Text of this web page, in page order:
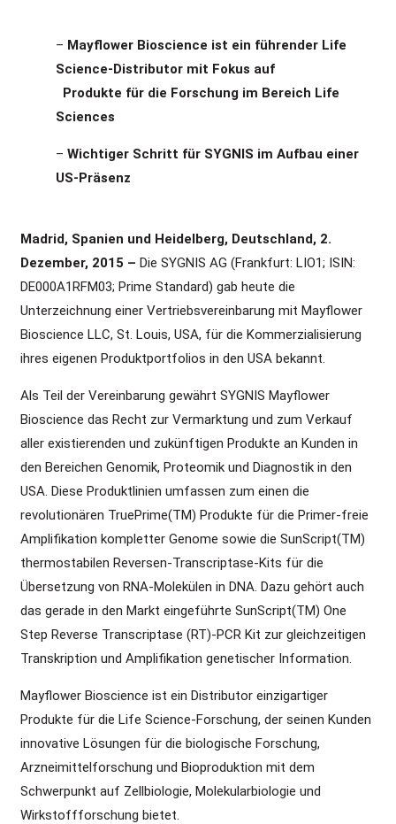
– Mayflower Bioscience ist ein führender Life
Science-Distributor mit Fokus auf
Produkte für die Forschung im Bereich Life
Sciences
– Wichtiger Schritt für SYGNIS im Aufbau einer
US-Präsenz
Madrid, Spanien und Heidelberg, Deutschland, 2.
Dezember, 2015 – Die SYGNIS AG (Frankfurt: LIO1; ISIN:
DE000A1RFM03; Prime Standard) gab heute die
Unterzeichnung einer Vertriebsvereinbarung mit Mayflower
Bioscience LLC, St. Louis, USA, für die Kommerzialisierung
ihres eigenen Produktportfolios in den USA bekannt.
Als Teil der Vereinbarung gewährt SYGNIS Mayflower
Bioscience das Recht zur Vermarktung und zum Verkauf
aller existierenden und zukünftigen Produkte an Kunden in
den Bereichen Genomik, Proteomik und Diagnostik in den
USA. Diese Produktlinien umfassen zum einen die
revolutionären TruePrime(TM) Produkte für die Primer-freie
Amplifikation kompletter Genome sowie die SunScript(TM)
thermostabilen Reversen-Transcriptase-Kits für die
Übersetzung von RNA-Molekülen in DNA. Dazu gehört auch
das gerade in den Markt eingeführte SunScript(TM) One
Step Reverse Transcriptase (RT)-PCR Kit zur gleichzeitigen
Transkription und Amplifikation genetischer Information.
Mayflower Bioscience ist ein Distributor einzigartiger
Produkte für die Life Science-Forschung, der seinen Kunden
innovative Lösungen für die biologische Forschung,
Arzneimittelforschung und Bioproduktion mit dem
Schwerpunkt auf Zellbiologie, Molekularbiologie und
Wirkstoffforschung bietet.